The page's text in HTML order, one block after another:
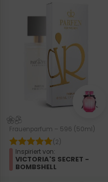
Frauenparfum – 596 (50ml)
(2)
Inspiriert von:
VICTORIA'S SECRET -
BOMBSHELL